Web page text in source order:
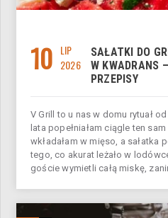
10 LIP
2026
SAŁATKI DO
W KWADRANS
PRZEPISY
V Grill to u nas w domu rytuał
lata popełniałam ciągle ten
wkładałam w mięso, a sałatka
tego, co akurat leżało w
goście wymietli całą miskę,